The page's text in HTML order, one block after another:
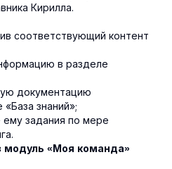
Кирилла.
соответствующий контент
в разделе
документацию
знаний»;
ему задания по мере
модуль «Моя команда»